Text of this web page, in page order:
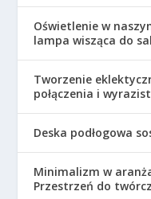
Oświetlenie w
lampa wisząca do
Tworzenie
połączenia i
Deska podłogowa
Minimalizm w
Przestrzeń do